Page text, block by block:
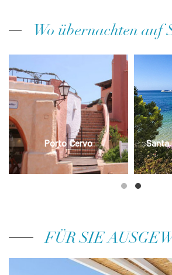
Wo übernachten auf
Porto Cervo Santa
FÜR SIE